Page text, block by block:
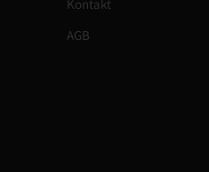
Kontakt
AGB